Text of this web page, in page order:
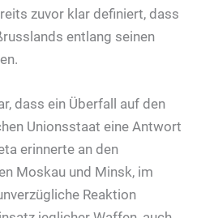
zuvor klar definiert, dass
entlang seinen
dass ein Überfall auf den
Unionsstaat eine Antwort
erinnerte an den
Moskau und Minsk, im
Reaktion